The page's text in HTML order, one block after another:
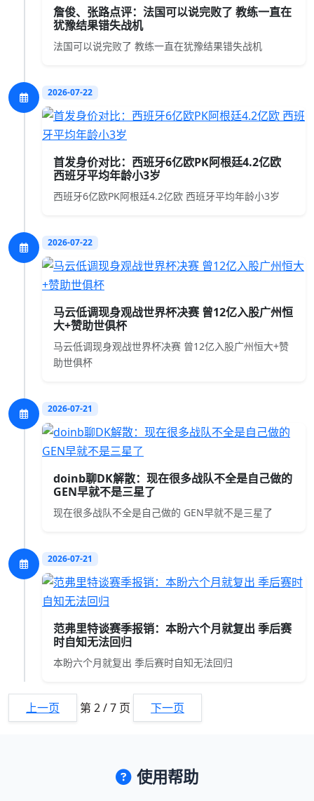
詹俊、张路点评：法国可以说完败了 教练一直在
犹豫结果错失战机
法国可以说完败了 教练一直在犹豫结果错失战机
2026-07-22
首发身价对比：西班牙6亿欧PK阿根廷4.2亿欧
西班牙平均年龄小3岁
西班牙6亿欧PK阿根廷4.2亿欧 西班牙平均年龄小3岁
2026-07-22
马云低调现身观战世界杯决赛 曾12亿入股广州恒
大+赞助世俱杯
马云低调现身观战世界杯决赛 曾12亿入股广州恒大+赞
助世俱杯
2026-07-21
doinb聊DK解散：现在很多战队不全是自己做的
GEN早就不是三星了
现在很多战队不全是自己做的 GEN早就不是三星了
2026-07-21
范弗里特谈赛季报销：本盼六个月就复出 季后赛
时自知无法回归
本盼六个月就复出 季后赛时自知无法回归
上一页 第 2 / 7 页 下一页
使用帮助